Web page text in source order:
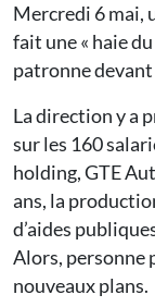
Mercredi 6 mai,
fait une « haie
patronne
La direction y a
sur les 160
holding, GTE
ans, la
d’aides
Alors, personne
nouveaux plans.